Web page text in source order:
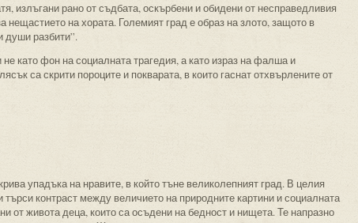
излъгани рано от съдбата, оскърбени и обидени от несправедливия
нещастието на хората. Големият град е образ на злото, защото в
души разбити”.
като фон на социалната трагедия, а като израз на фалша и
са скрити пороците и покварата, в които гаснат отхвърлените от
упадъка на нравите, в който тъне великолепният град. В целия
контраст между величието на природните картини и социалната
от живота деца, които са осъдени на бедност и нищета. Те напразно